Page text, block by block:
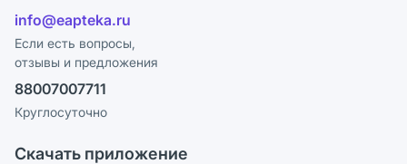
Блог
Лицензия
Реклама на сайте
Ваши товары на ЕАПТЕКЕ
Программа СберСпасибо
Политика конфиденциальности
Пользовательское соглашение
Политика рекомендаций
Этика и соответствие
info@eapteka.ru
Если есть вопросы,
отзывы и предложения
88007007711
Круглосуточно
Скачать приложение